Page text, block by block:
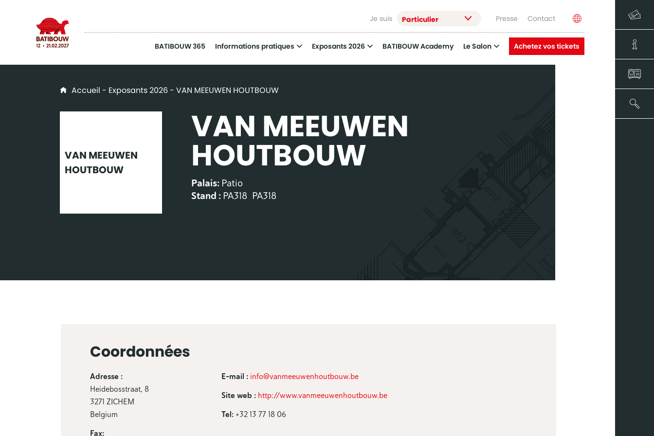
Je suis Particulier Presse Contact
BATIBOUW 365 Informations pratiques Exposants 2026 BATIBOUW Academy Le Salon Achetez vos tickets
Accueil - Exposants 2026 - VAN MEEUWEN HOUTBOUW
VAN MEEUWEN
HOUTBOUW
VAN MEEUWEN
HOUTBOUW
Palais: Patio
Stand : PA318 PA318
Coordonnées
Adresse :
Heidebosstraat, 8
3271 ZICHEM
Belgium
E-mail : info@vanmeeuwenhoutbouw.be
Site web : http://www.vanmeeuwenhoutbouw.be
Tel:+32 13 77 18 06
Fax: